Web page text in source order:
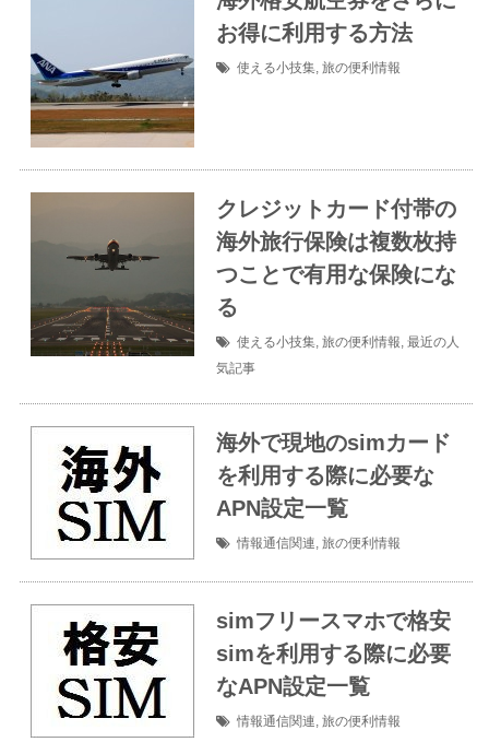
お得に利用する方法
使える小技集, 旅の便利情報
クレジットカード付帯の
海外旅行保険は複数枚持
つことで有用な保険にな
る
使える小技集, 旅の便利情報, 最近の人
気記事
海外で現地のsimカード
を利用する際に必要な
APN設定一覧
情報通信関連, 旅の便利情報
simフリースマホで格安
simを利用する際に必要
なAPN設定一覧
情報通信関連, 旅の便利情報